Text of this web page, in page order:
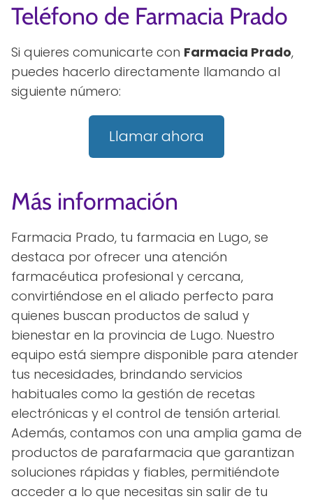
Teléfono de Farmacia Prado
Si quieres comunicarte con Farmacia Prado,
puedes hacerlo directamente llamando al
siguiente número:
Llamar ahora
Más información
Farmacia Prado, tu farmacia en Lugo, se
destaca por ofrecer una atención
farmacéutica profesional y cercana,
convirtiéndose en el aliado perfecto para
quienes buscan productos de salud y
bienestar en la provincia de Lugo. Nuestro
equipo está siempre disponible para atender
tus necesidades, brindando servicios
habituales como la gestión de recetas
electrónicas y el control de tensión arterial.
Además, contamos con una amplia gama de
productos de parafarmacia que garantizan
soluciones rápidas y fiables, permitiéndote
acceder a lo que necesitas sin salir de tu